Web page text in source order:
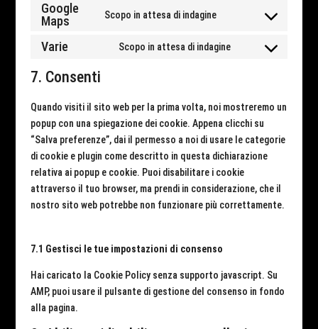
fonts
Google
Maps
Scopo in attesa di indagine
Varie Scopo in attesa di indagine
Consent
varie
7. Consenti
Quando visiti il sito web per la prima volta, noi mostreremo un
popup con una spiegazione dei cookie. Appena clicchi su
“Salva preferenze”, dai il permesso a noi di usare le categorie
di cookie e plugin come descritto in questa dichiarazione
relativa ai popup e cookie. Puoi disabilitare i cookie
attraverso il tuo browser, ma prendi in considerazione, che il
nostro sito web potrebbe non funzionare più correttamente.
7.1 Gestisci le tue impostazioni di consenso
Hai caricato la Cookie Policy senza supporto javascript. Su
AMP, puoi usare il pulsante di gestione del consenso in fondo
alla pagina.